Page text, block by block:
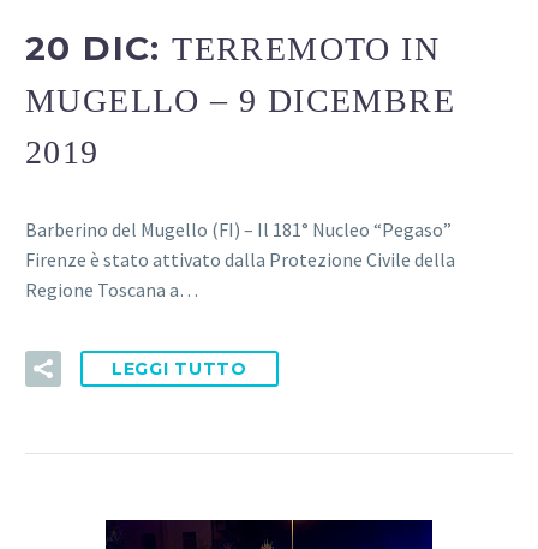
20 DIC:TERREMOTO IN
MUGELLO – 9 DICEMBRE
2019
Barberino del Mugello (FI) – Il 181° Nucleo “Pegaso”
Firenze è stato attivato dalla Protezione Civile della
Regione Toscana a…
LEGGI TUTTO